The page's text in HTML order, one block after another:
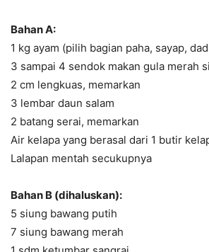
Bahan A:
1 kg ayam (pilih bagian paha, sayap,
3 sampai 4 sendok makan gula merah
2 cm lengkuas, memarkan
3 lembar daun salam
2 batang serai, memarkan
Air kelapa yang berasal dari 1 butir
Lalapan mentah secukupnya
Bahan B (dihaluskan):
5 siung bawang putih
7 siung bawang merah